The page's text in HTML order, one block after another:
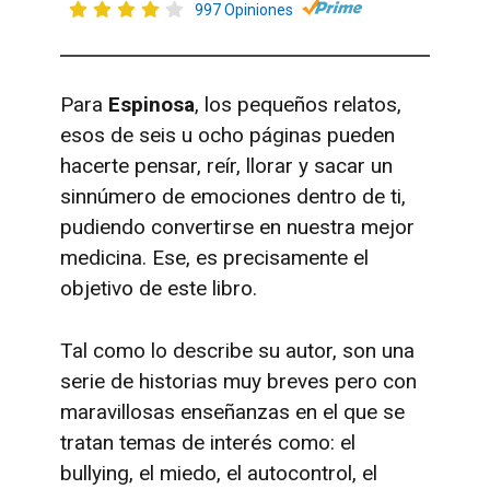
997 Opiniones
Para Espinosa, los pequeños relatos,
esos de seis u ocho páginas pueden
hacerte pensar, reír, llorar y sacar un
sinnúmero de emociones dentro de ti,
pudiendo convertirse en nuestra mejor
medicina. Ese, es precisamente el
objetivo de este libro.
Tal como lo describe su autor, son una
serie de historias muy breves pero con
maravillosas enseñanzas en el que se
tratan temas de interés como: el
bullying, el miedo, el autocontrol, el